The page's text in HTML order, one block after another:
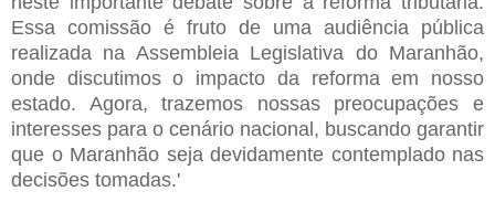
Essa comissão é fruto de uma audiência pública
realizada na Assembleia Legislativa do Maranhão,
onde discutimos o impacto da reforma em nosso
estado. Agora, trazemos nossas preocupações e
interesses para o cenário nacional, buscando garantir
que o Maranhão seja devidamente contemplado nas
decisões tomadas.'